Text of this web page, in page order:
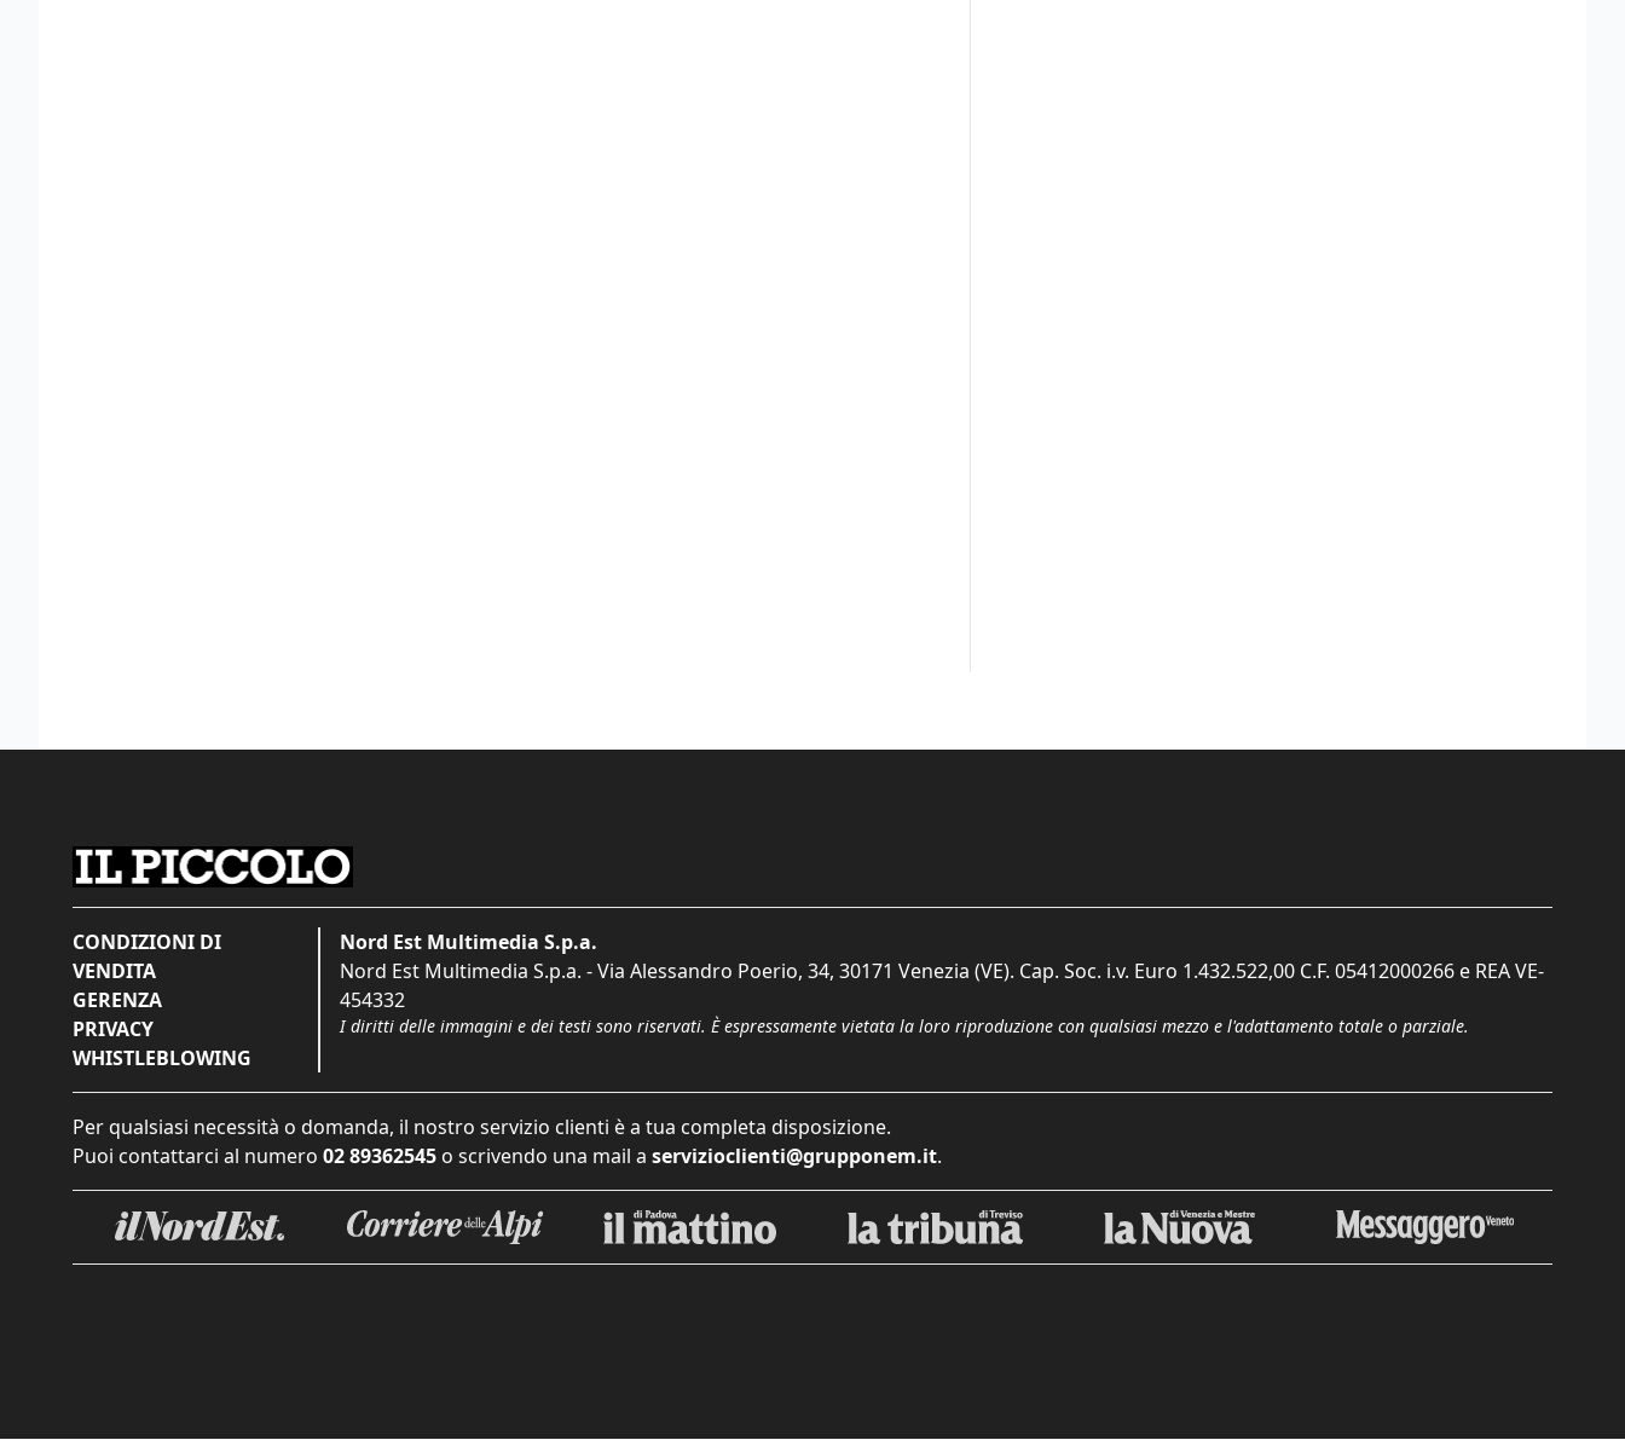
CONDIZIONI DI
VENDITA
GERENZA
PRIVACY
WHISTLEBLOWING
Nord Est Multimedia S.p.a.
Nord Est Multimedia S.p.a. - Via Alessandro Poerio, 34, 30171 Venezia (VE). Cap. Soc. i.v. Euro 1.432.522,00 C.F. 05412000266 e REA VE-
454332
I diritti delle immagini e dei testi sono riservati. È espressamente vietata la loro riproduzione con qualsiasi mezzo e l'adattamento totale o parziale.
Per qualsiasi necessità o domanda, il nostro servizio clienti è a tua completa disposizione.
Puoi contattarci al numero 02 89362545 o scrivendo una mail a servizioclienti@grupponem.it.